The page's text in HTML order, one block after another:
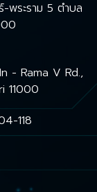
พระราม 5 ตำบล
- Rama V Rd.,
11000
118